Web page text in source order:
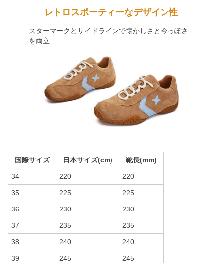
レトロスポーティーなデザイン性
スターマークとサイドラインで懐かしさと今っぽさ
を両立
国際サイズ 日本サイズ(cm) 靴長(mm)
34 220 220
35 225 225
36 230 230
37 235 235
38 240 240
39 245 245